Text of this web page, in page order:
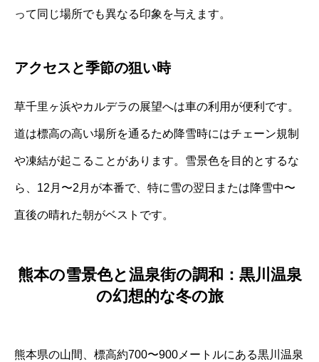
って同じ場所でも異なる印象を与えます。
アクセスと季節の狙い時
草千里ヶ浜やカルデラの展望へは車の利用が便利です。
道は標高の高い場所を通るため降雪時にはチェーン規制
や凍結が起こることがあります。雪景色を目的とするな
ら、12月〜2月が本番で、特に雪の翌日または降雪中〜
直後の晴れた朝がベストです。
熊本の雪景色と温泉街の調和：黒川温泉
の幻想的な冬の旅
熊本県の山間、標高約700〜900メートルにある黒川温泉